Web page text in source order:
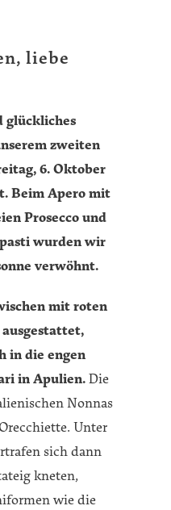
liebe
glückliches
zweiten
6. Oktober
Beim Apero mit
Prosecco und
wurden wir
verwöhnt.
mit roten
in die engen
in Apulien.Die
Nonnas
Unter
sich dann
kneten,
wie die